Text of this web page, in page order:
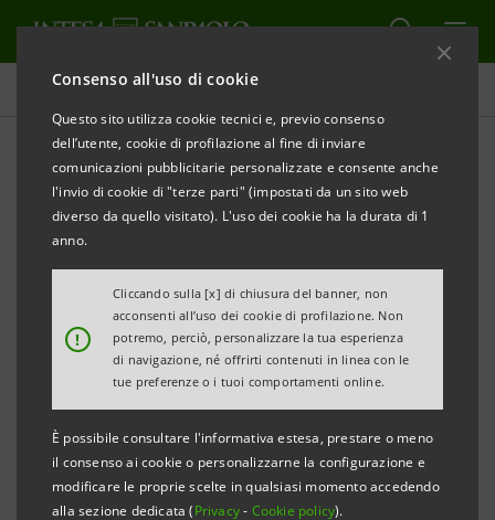
Consenso all'uso di cookie
Questo sito utilizza cookie tecnici e, previo consenso
dell’utente, cookie di profilazione al fine di inviare
comunicazioni pubblicitarie personalizzate e consente anche
l'invio di cookie di "terze parti" (impostati da un sito web
diverso da quello visitato). L'uso dei cookie ha la durata di 1
anno.
!
Cliccando sulla [x] di chiusura del banner, non
acconsenti all’uso dei cookie di profilazione. Non
potremo, perciò, personalizzare la tua esperienza
di navigazione, né offrirti contenuti in linea con le
tue preferenze o i tuoi comportamenti online.
È possibile consultare l'informativa estesa, prestare o meno
il consenso ai cookie o personalizzarne la configurazione e
modificare le proprie scelte in qualsiasi momento accedendo
alla sezione dedicata (Privacy- Cookie policy).
Comunicati stampa
STAMPA AGGIORNA
Milano, 13 novembre 2003
Risultati consolidati del terzo trimestre:
* Utile netto a 328 mln. di euro, rispetto al
risultato negativo di 58 mln. del terzo trimestre
2002
Utile delle attività ordinarie cresciuto da 306
mln. a 621 mln.